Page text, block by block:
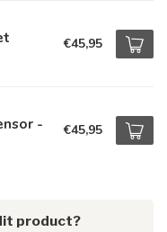
€45,95
- €45,95
product?